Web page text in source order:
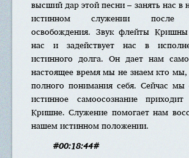
высший дар этой песни – занять нас
истинном служении после
освобождения. Звук флейты Кришны
нас и задействует нас в
истинного долга. Он дает нам
настоящее время мы не знаем кто
полного понимания себя. Сейчас мы
истинное самоосознание
Кришне. Служение помогает нам
нашем истинном положении.
#00:18:44#